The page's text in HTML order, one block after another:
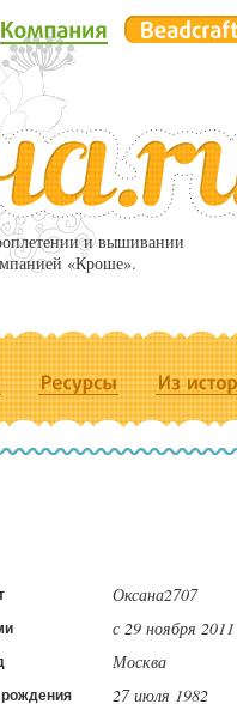
и вышивании
«Кроше».
Оксана2707
с 29 ноября
Москва
27 июля 1982